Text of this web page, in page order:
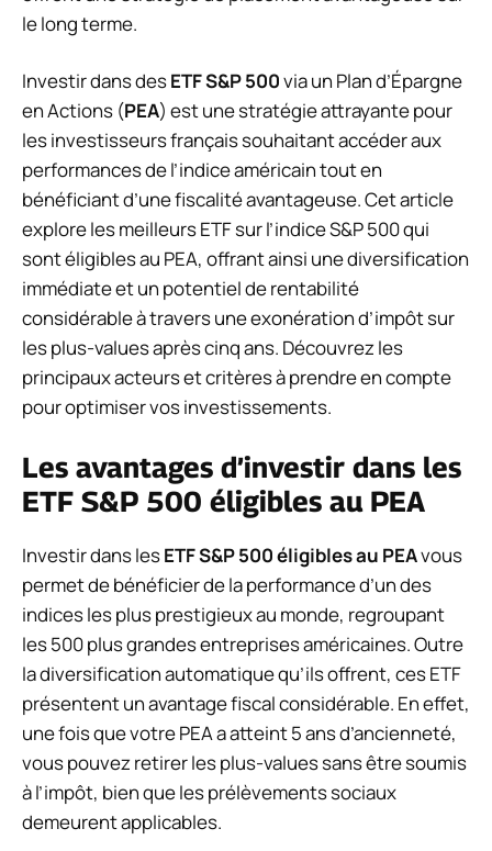
le long terme.
Investir dans desETF S&P 500via un Plan d’Épargne
en Actions (PEA) est une stratégie attrayante pour
les investisseurs français souhaitant accéder aux
performances de l’indice américain tout en
bénéficiant d’une fiscalité avantageuse. Cet article
explore les meilleurs ETF sur l’indice S&P 500 qui
sont éligibles au PEA, offrant ainsi une diversification
immédiate et un potentiel de rentabilité
considérable à travers une exonération d’impôt sur
les plus-values après cinq ans. Découvrez les
principaux acteurs et critères à prendre en compte
pour optimiser vos investissements.
Les avantages d’investir dans les
ETF S&P 500 éligibles au PEA
Investir dans lesETF S&P 500 éligibles au PEAvous
permet de bénéficier de la performance d’un des
indices les plus prestigieux au monde, regroupant
les 500 plus grandes entreprises américaines. Outre
la diversification automatique qu’ils offrent, ces ETF
présentent un avantage fiscal considérable. En effet,
une fois que votre PEA a atteint 5 ans d’ancienneté,
vous pouvez retirer les plus-values sans être soumis
à l’impôt, bien que les prélèvements sociaux
demeurent applicables.